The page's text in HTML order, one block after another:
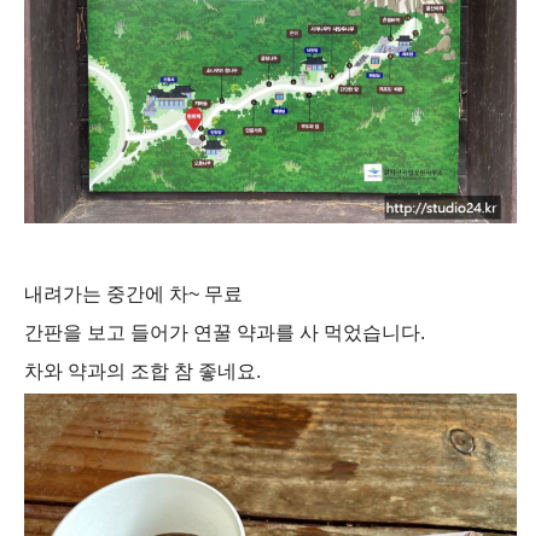
내려가는 중간에 차~ 무료
간판을 보고 들어가 연꿀 약과를 사 먹었습니다.
차와 약과의 조합 참 좋네요.